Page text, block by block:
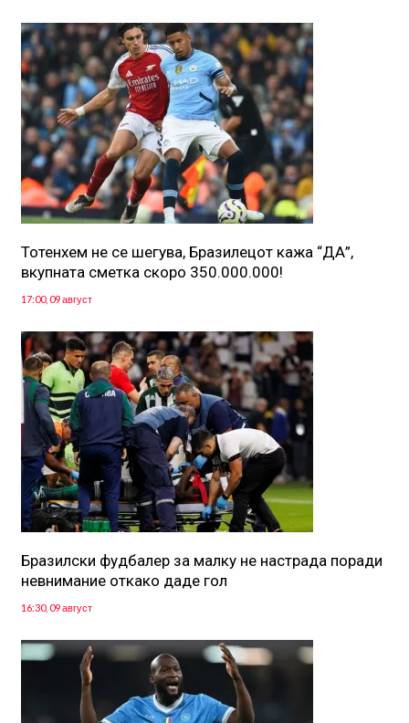
Тотенхем не се шегува, Бразилецот кажа “ДА”,
вкупната сметка скоро 350.000.000!
17:00, 09 август
Бразилски фудбалер за малку не настрада поради
невнимание откако даде гол
16:30, 09 август